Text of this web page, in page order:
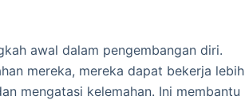
awal dalam pengembangan diri.
mereka, mereka dapat bekerja lebih
mengatasi kelemahan. Ini membantu